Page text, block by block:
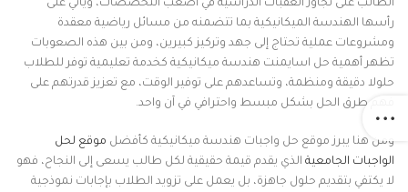
الطالب على تجاوز العقبات الدراسية في أصعب التخصصات، ويأتي على
رأسها الهندسة الميكانيكية بما تتضمنه من مسائل رياضية معقدة
ومشروعات عملية تحتاج إلى جهد وتركيز كبيرين، ومن بين هذه الصعوبات
تظهر أهمية حل اسايمنت هندسة ميكانيكية كخدمة تعليمية توفر للطلاب
حلولا دقيقة ومنظمة، وتساعدهم على توفير الوقت، مع تعزيز قدرتهم على
فهم طرق الحل بشكل مبسط واحترافي في آن واحد.
ومن هنا يبرز موقع حل واجبات هندسة ميكانيكية كأفضل موقع لحل
الواجبات الجامعية الذي يقدم قيمة حقيقية لكل طالب يسعى إلى النجاح، فهو
لا يكتفي بتقديم حلول جاهزة، بل يعمل على تزويد الطلاب بإجابات نموذجية